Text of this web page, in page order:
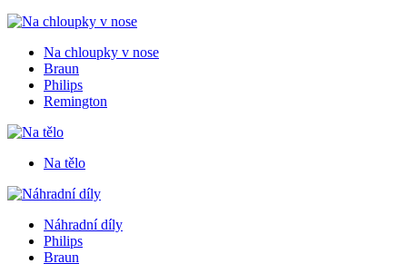
Na chloupky v nose
Braun
Philips
Remington
Na tělo
Náhradní díly
Philips
Braun